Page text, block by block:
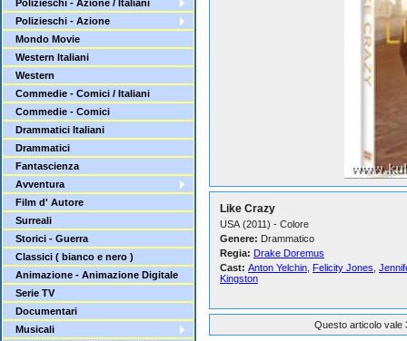
Polizieschi - Azione / Italiani
Polizieschi - Azione
Mondo Movie
Western Italiani
Western
Commedie - Comici / Italiani
Commedie - Comici
Drammatici Italiani
Drammatici
Fantascienza
Avventura
Film d' Autore
Surreali
Storici - Guerra
Classici ( bianco e nero )
Animazione - Animazione Digitale
Serie TV
Documentari
Musicali
Like Crazy
USA (2011) - Colore
Genere: Drammatico
Regia: Drake Doremus
Cast: Anton Yelchin Felicity Jones
Kingston
Questo articolo vale